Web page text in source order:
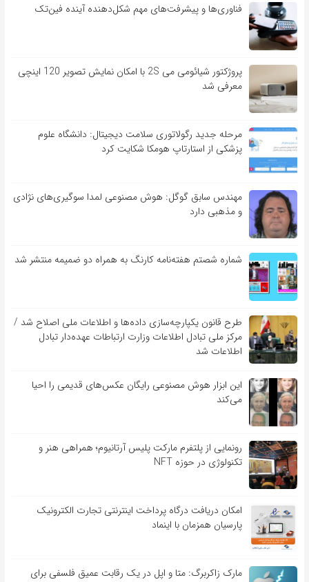
فناوری‌ها و پیشرفت‌های مهم شکل‌دهنده آینده فین‌تک
پروژکتور شیائومی می 2S با امکان نمایش تصویر 120 اینچی
معرفی شد
مرحله جدید رگولاتوری سلامت دیجیتال: دانشگاه علوم
پزشکی از استارتاپ هومکا شکایت کرد
مهندس سابق گوگل: هوش مصنوعی لمدا سوگیری‌های نژادی
و مذهبی دارد
شماره شصتم هفته‌نامه کارنگ به همراه دو ضمیمه منتشر شد
طرح قانون یکپارچه‌سازی داده‌ها و اطلاعات ملی اصلاح شد /
مرکز ملی تبادل اطلاعات وزارت ارتباطات عهده‌دار تبادل
اطلاعات شد
این ابزار هوش مصنوعی رایگان عکس‌های قدیمی را احیا
می‌کند
رونمایی از پلتفرم مارکت پلیس آرتانیوم؛ همراهی هنر و
تکنولوژی در حوزه NFT
امکان دریافت درگاه پرداخت اینترنتی تجارت الکترونیک
پارسیان همزمان با اینماد
مارک زاکربرگ: متا و اپل در یک رقابت عمیق فلسفی برای